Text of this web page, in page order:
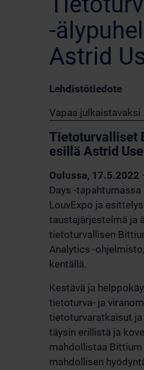
-
Astrid
Lehdistötiedote
Vapaa
Tietoturvalliset
esillä Astrid
Oulussa, 17.5.2022
Days -
LouvExpo ja
taustajärjestelmä ja
tietoturvallisen
Analytics -
kentällä.
Kestävä ja
tietoturva- ja
tietoturvaratkaisut
täysin erillistä ja
mahdollistaa
mahdollisen